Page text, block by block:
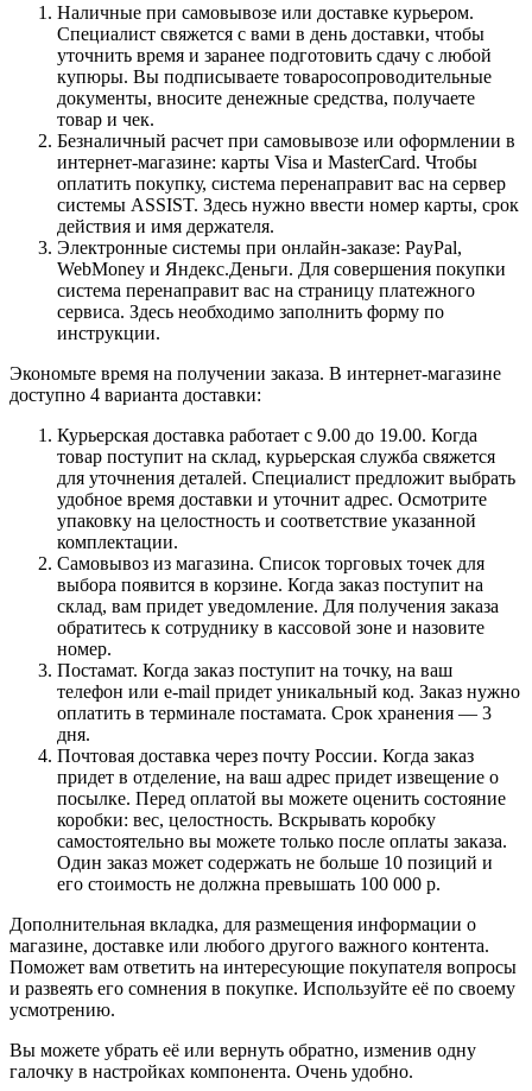
Наличные при самовывозе или доставке курьером.
Специалист свяжется с вами в день доставки, чтобы
уточнить время и заранее подготовить сдачу с любой
купюры. Вы подписываете товаросопроводительные
документы, вносите денежные средства, получаете
товар и чек.
Безналичный расчет при самовывозе или оформлении в
интернет-магазине: карты Visa и MasterCard. Чтобы
оплатить покупку, система перенаправит вас на сервер
системы ASSIST. Здесь нужно ввести номер карты, срок
действия и имя держателя.
Электронные системы при онлайн-заказе: PayPal,
WebMoney и Яндекс.Деньги. Для совершения покупки
система перенаправит вас на страницу платежного
сервиса. Здесь необходимо заполнить форму по
инструкции.
Экономьте время на получении заказа. В интернет-магазине
доступно 4 варианта доставки:
Курьерская доставка работает с 9.00 до 19.00. Когда
товар поступит на склад, курьерская служба свяжется
для уточнения деталей. Специалист предложит выбрать
удобное время доставки и уточнит адрес. Осмотрите
упаковку на целостность и соответствие указанной
комплектации.
Самовывоз из магазина. Список торговых точек для
выбора появится в корзине. Когда заказ поступит на
склад, вам придет уведомление. Для получения заказа
обратитесь к сотруднику в кассовой зоне и назовите
номер.
Постамат. Когда заказ поступит на точку, на ваш
телефон или e-mail придет уникальный код. Заказ нужно
оплатить в терминале постамата. Срок хранения — 3
дня.
Почтовая доставка через почту России. Когда заказ
придет в отделение, на ваш адрес придет извещение о
посылке. Перед оплатой вы можете оценить состояние
коробки: вес, целостность. Вскрывать коробку
самостоятельно вы можете только после оплаты заказа.
Один заказ может содержать не больше 10 позиций и
его стоимость не должна превышать 100 000 р.
Дополнительная вкладка, для размещения информации о
магазине, доставке или любого другого важного контента.
Поможет вам ответить на интересующие покупателя вопросы
и развеять его сомнения в покупке. Используйте её по своему
усмотрению.
Вы можете убрать её или вернуть обратно, изменив одну
галочку в настройках компонента. Очень удобно.